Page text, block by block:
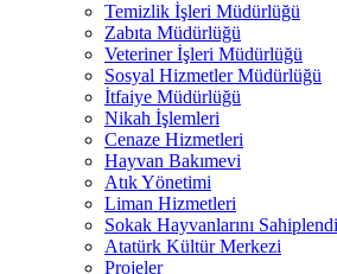
Temizlik İşleri Müdürlüğü
Zabıta Müdürlüğü
Veteriner İşleri Müdürlüğü
Sosyal Hizmetler Müdürlüğü
İtfaiye Müdürlüğü
Nikah İşlemleri
Cenaze Hizmetleri
Hayvan Bakımevi
Atık Yönetimi
Liman Hizmetleri
Sokak Hayvanlarını
Atatürk Kültür Merkezi
Projeler